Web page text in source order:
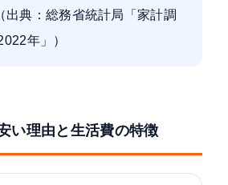
出典：総務省統計局「家計調
年」）
い理由と生活費の特徴